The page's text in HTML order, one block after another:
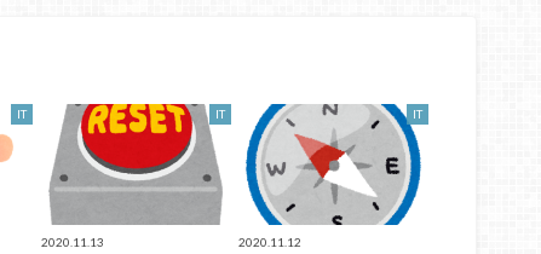
IT IT
2020.11.13
IT
2020.11.12